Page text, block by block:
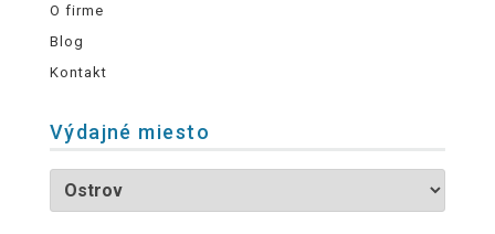
O firme
Blog
Kontakt
Výdajné miesto